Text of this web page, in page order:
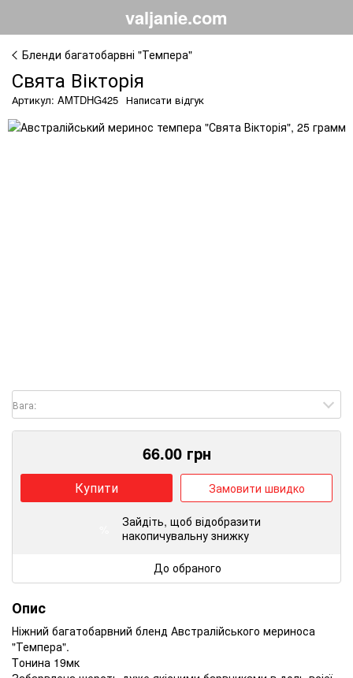
valjanie.com
Бленди багатобарвні "Темпера"
Свята Вікторія
Артикул: AMTDHG425 Написати відгук
Вага:
66.00грн
Купити Замовити швидко
Зайдіть, щоб відобразити
накопичувальну знижку
До обраного
Опис
Ніжний багатобарвний бленд Австралійського мериноса
"Темпера".
Tонина 19мк